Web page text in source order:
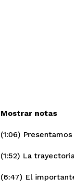
Mostrar notas
(1:06)
(1:52) La
(6:47) El